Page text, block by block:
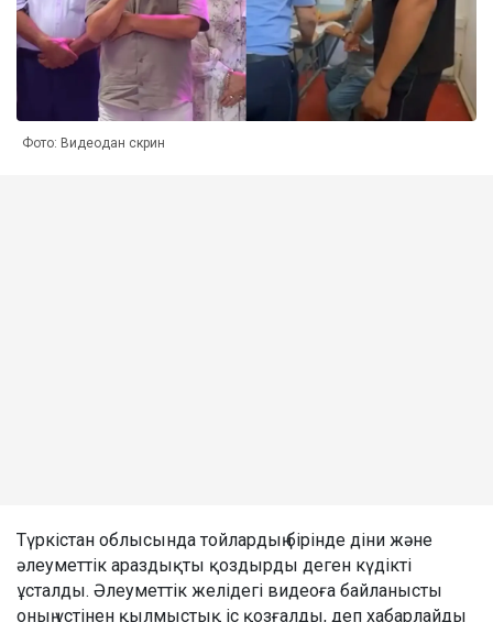
Фото: Видеодан скрин
Түркістан облысында тойлардың бірінде діни және
әлеуметтік араздықты қоздырды деген күдікті
ұсталды. Әлеуметтік желідегі видеоға байланысты
оның үстінен қылмыстық іс қозғалды, деп хабарлайды